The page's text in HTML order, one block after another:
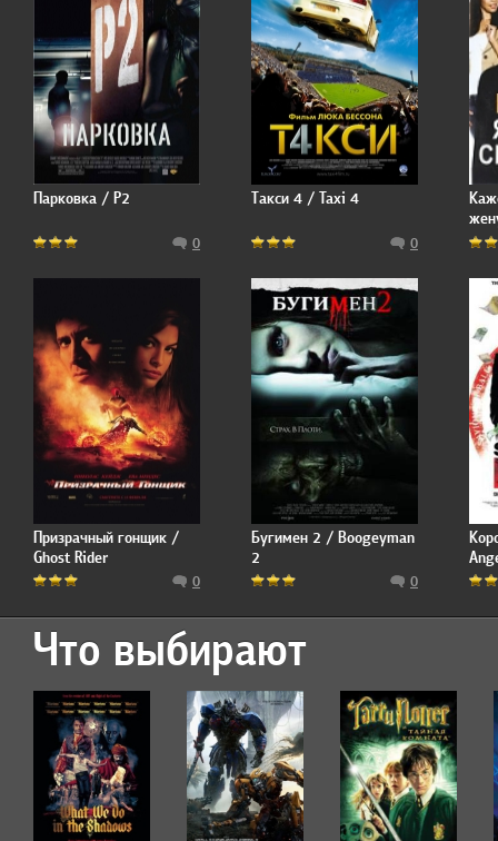
Парковка / P2
0
Такси 4 / Taxi 4
0
Wife
Призрачный гонщик /
Ghost Rider
0
Бугимен 2 / Boogeyman
2
0
Что выбирают